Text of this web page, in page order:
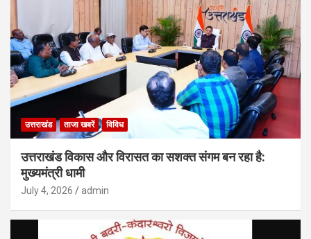
उत्तराखंड ताजा खबरें विविध
उत्तराखंड विकास और विरासत का सशक्त संगम बन रहा है:
मुख्यमंत्री धामी
July 4, 2026 admin